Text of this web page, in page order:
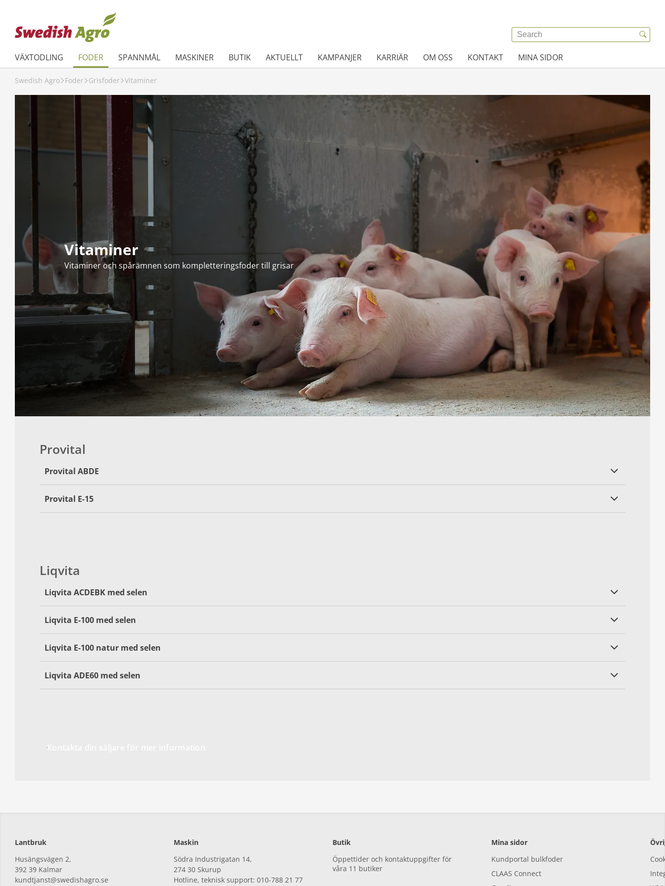
VÄXTODLING FODER SPANNMÅL MASKINER BUTIK AKTUELLT KAMPANJER KARRIÄR OM OSS KONTAKT MINA SIDOR
Swedish Agro Foder Grisfoder Vitaminer
Vitaminer
Vitaminer och spårämnen som kompletteringsfoder till grisar
Provital
Provital ABDE
Provital E-15
Liqvita
Liqvita ACDEBK med selen
Liqvita E-100 med selen
Liqvita E-100 natur med selen
Liqvita ADE60 med selen
Kontakta din säljare för mer information
Lantbruk
Husängsvägen 2,
392 39 Kalmar
kundtjanst@swedishagro.se
Maskin
Södra Industrigatan 14,
274 30 Skurup
Hotline, teknisk support: 010-788 21 77
Butik
Öppettider och kontaktuppgifter för
våra 11 butiker
Mina sidor
Kundportal bulkfoder
CLAAS Connect